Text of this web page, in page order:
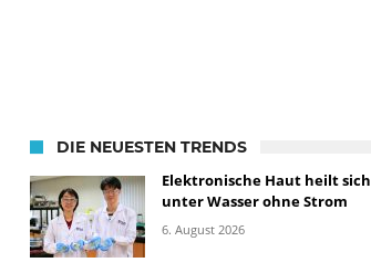
DIE NEUESTEN TRENDS
Elektronische Haut heilt sich
unter Wasser ohne Strom
6. August 2026